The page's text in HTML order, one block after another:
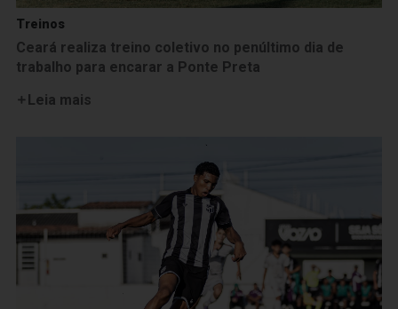
Treinos
Ceará realiza treino coletivo no penúltimo dia de
trabalho para encarar a Ponte Preta
Leia mais